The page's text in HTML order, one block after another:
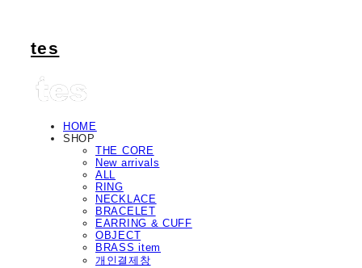
tes
HOME
SHOP
THE CORE
New arrivals
ALL
RING
NECKLACE
BRACELET
EARRING & CUFF
OBJECT
BRASS item
개인결제창